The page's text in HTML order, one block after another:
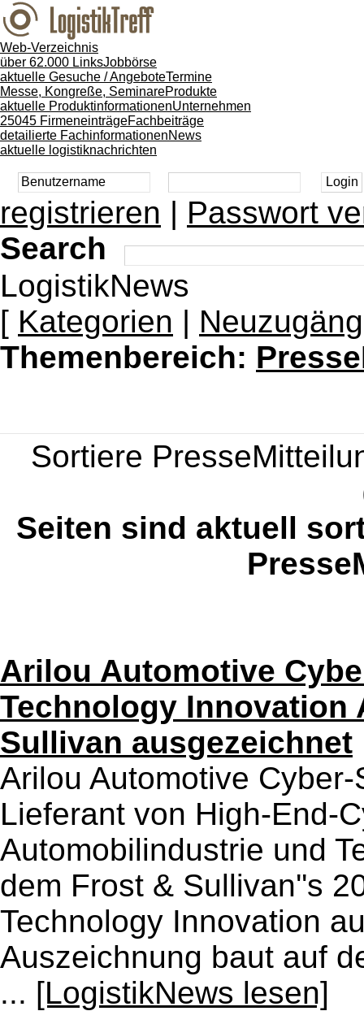
Web-Verzeichnis
über 62.000 LinksJobbörse
aktuelle Gesuche / AngeboteTermine
Messe, Kongreße, SeminareProdukte
aktuelle ProduktinformationenUnternehmen
25045 FirmeneinträgeFachbeiträge
detailierte FachinformationenNews
aktuelle logistiknachrichten
registrieren | Passwort
Search
LogistikNews
[ Kategorien |
Themenbereich:
Sortiere
Seiten sind aktuell
Arilou Automotive
Technology Innovation
Sullivan ausgezeichnet
Arilou Automotive
Lieferant von High-End-
Automobilindustrie und
dem Frost & Sullivan''s
Technology Innovation
Auszeichnung baut auf
... [LogistikNews lesen]